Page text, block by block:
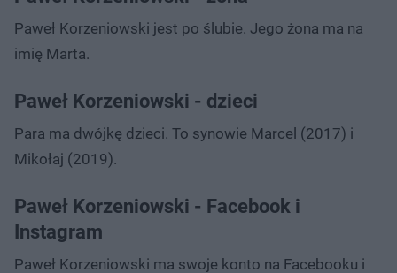
Paweł Korzeniowski jest po ślubie. Jego żona ma na
imię Marta.
Paweł Korzeniowski - dzieci
Para ma dwójkę dzieci. To synowie Marcel (2017) i
Mikołaj (2019).
Paweł Korzeniowski - Facebook i
Instagram
Paweł Korzeniowski ma swoje konto na Facebooku i